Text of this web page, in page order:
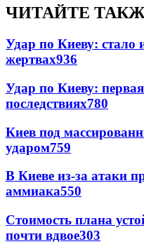
ЧИТАЙТЕ
Удар по Киеву: стало
жертвах936
Удар по Киеву:
последствиях780
Киев под
ударом759
В Киеве из-за атаки
аммиака550
Стоимость плана
почти вдвое303